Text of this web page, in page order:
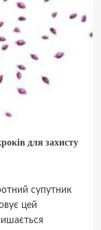
для захисту
супутник
цей